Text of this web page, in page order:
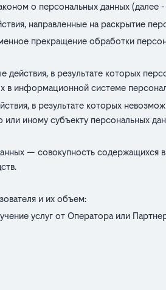
о персональных данных
направленные на раскрытие
прекращение обработки
в результате которых
в информационной системе
в результате которых
иному субъекту персональных
— совокупность содержащихся
и их объем:
услуг от Оператора или